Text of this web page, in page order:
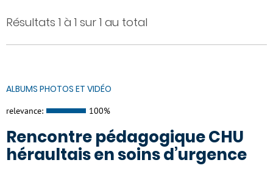
Résultats 1 à 1 sur 1 au total
ALBUMS PHOTOS ET VIDÉO
relevance: 100%
Rencontre pédagogique CHU
héraultais en soins d’urgence